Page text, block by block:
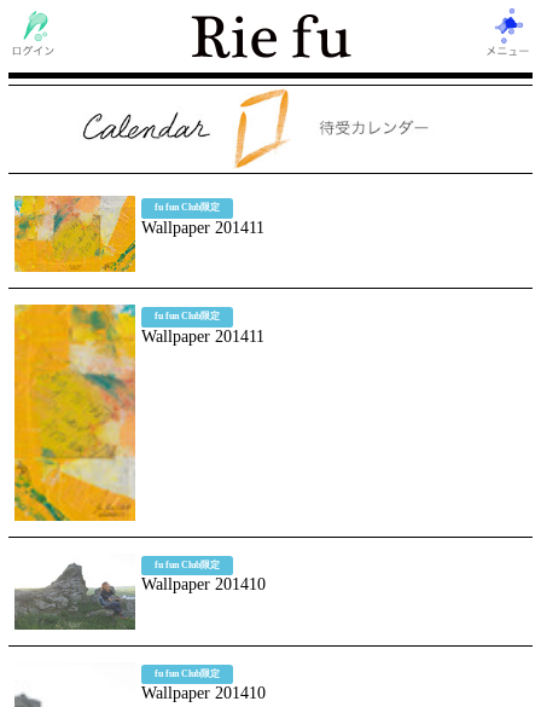
fu fun Club限定
Wallpaper 201411
fu fun Club限定
Wallpaper 201411
fu fun Club限定
Wallpaper 201410
fu fun Club限定
Wallpaper 201410